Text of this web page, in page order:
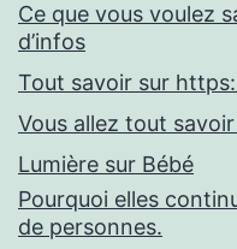
Ce que vous voulez
d’infos
Tout savoir sur
Vous allez tout
Lumière sur Bébé
Pourquoi elles
de personnes.